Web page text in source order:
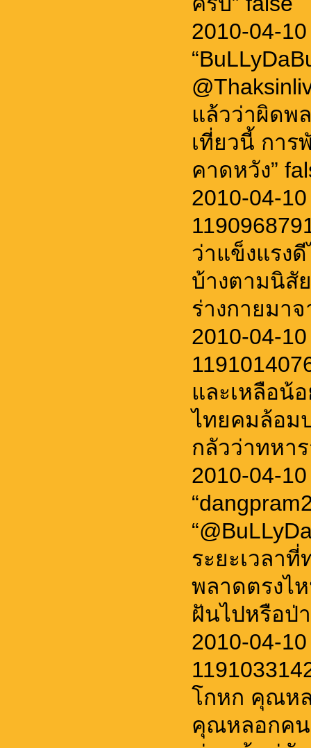
2010-04-
แล้วว่าผิดพ
เที่ยวนี้ การ
คาดหวัง”
2010-04-
ว่าแข็งแรงดี
บ้างตามนิสั
ร่างกายมา
2010-04-
และเหลือน้
ไทยคมล้อม
กลัวว่าทหา
2010-04-
ระยะเวลา
พลาดตรงไ
ฝันไปหรือป่
2010-04-
โกหก คุณห
คุณหลอกคน